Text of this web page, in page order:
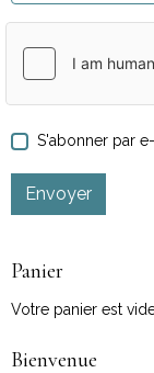
S'abonner par
Envoyer
Panier
Votre panier est
Bienvenue